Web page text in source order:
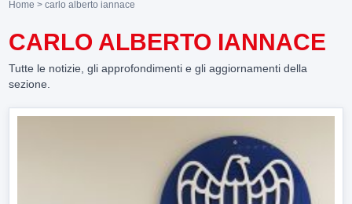
Home > carlo alberto iannace
CARLO ALBERTO IANNACE
Tutte le notizie, gli approfondimenti e gli aggiornamenti della
sezione.